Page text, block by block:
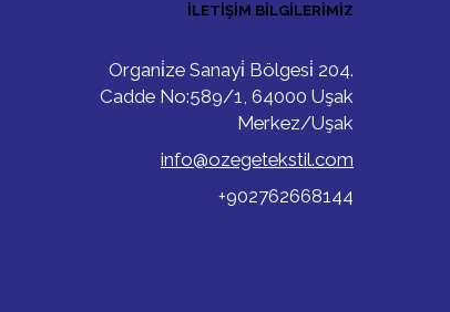
İLETIŞIM BILGILERIMIZ
Organi̇ze Sanayi̇ Bölgesi̇ 204.
Cadde No:589/1, 64000 Uşak
Merkez/Uşak
info@ozegetekstil.com
+902762668144